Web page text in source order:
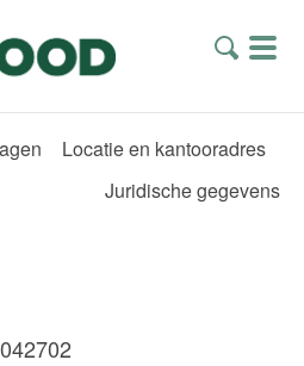
Locatie en kantooradres
Juridische gegevens